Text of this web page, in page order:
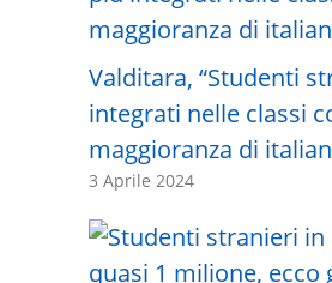
Valditara, “Studenti
integrati nelle classi
maggioranza di
3 Aprile 2024